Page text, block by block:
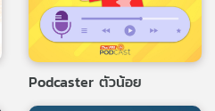
Podcaster ตัวน้อย